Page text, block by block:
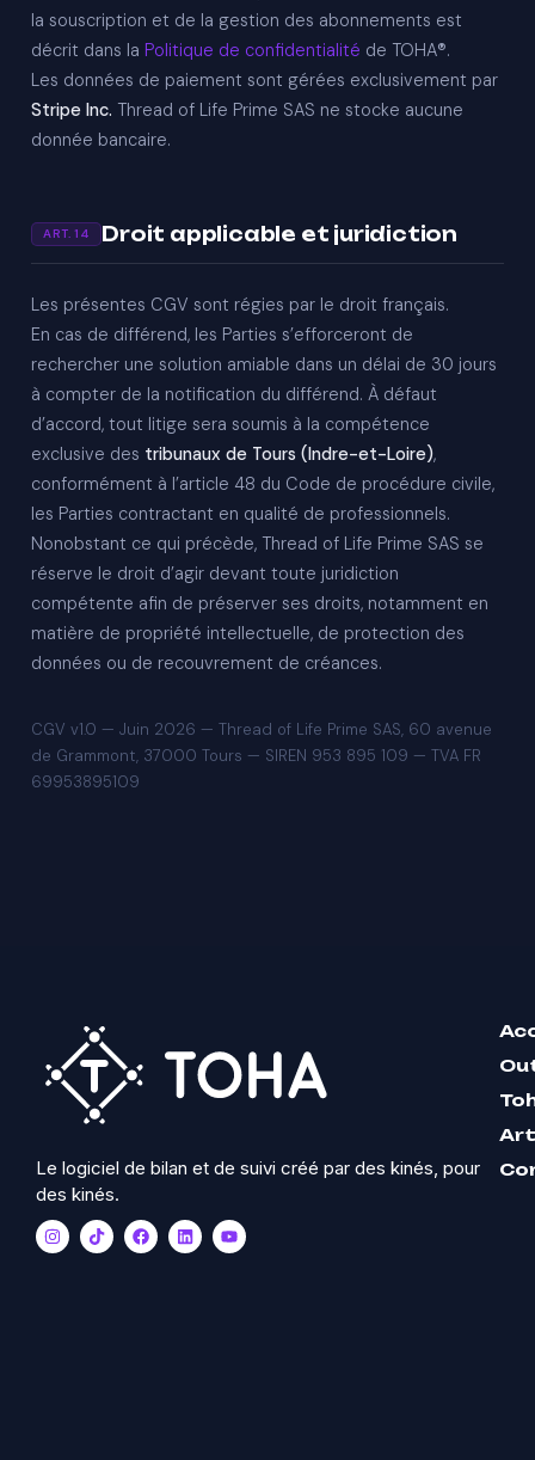
la souscription et de la gestion des abonnements est
décrit dans la Politique de confidentialité de TOHA®.
Les données de paiement sont gérées exclusivement par
Stripe Inc. Thread of Life Prime SAS ne stocke aucune
donnée bancaire.
ART. 14 Droit applicable et juridiction
Les présentes CGV sont régies par le droit français.
En cas de différend, les Parties s’efforceront de
rechercher une solution amiable dans un délai de 30 jours
à compter de la notification du différend. À défaut
d’accord, tout litige sera soumis à la compétence
exclusive des tribunaux de Tours (Indre-et-Loire),
conformément à l’article 48 du Code de procédure civile,
les Parties contractant en qualité de professionnels.
Nonobstant ce qui précède, Thread of Life Prime SAS se
réserve le droit d’agir devant toute juridiction
compétente afin de préserver ses droits, notamment en
matière de propriété intellectuelle, de protection des
données ou de recouvrement de créances.
CGV v1.0 — Juin 2026 — Thread of Life Prime SAS, 60 avenue
de Grammont, 37000 Tours — SIREN 953 895 109 — TVA FR
69953895109
Le logiciel de bilan et de suivi créé par des kinés, pour
des kinés.